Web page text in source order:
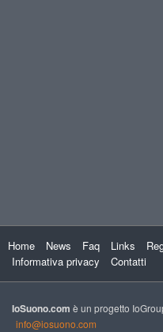
Home News Faq Links
Informativa privacy
Contatti
IoSuono.com è un progetto
info@iosuono.com